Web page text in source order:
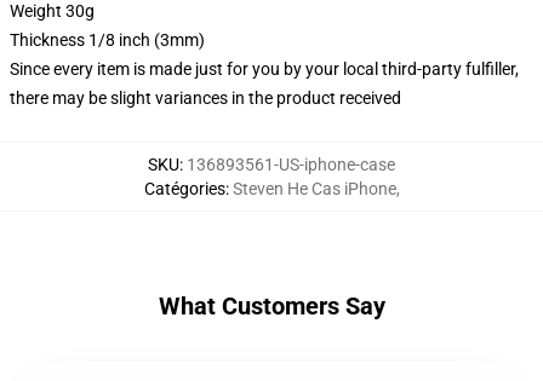
Weight 30g
Thickness 1/8 inch (3mm)
Since every item is made just for you by your local third-party fulfiller,
there may be slight variances in the product received
SKU: 136893561-US-iphone-case
Catégories:Steven He Cas iPhone,
What Customers Say